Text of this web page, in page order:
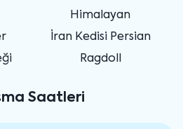
Himalayan
İran Kedisi Persian
Ragdoll
Saatleri